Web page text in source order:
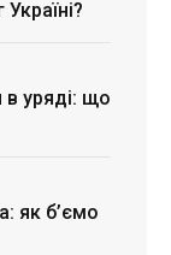
в уряді: що
як б’ємо